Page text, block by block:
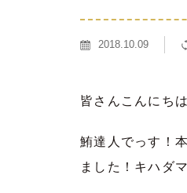
2018.10.09
皆さんこんにちは
鮪達人でっす！
ました！キハダ